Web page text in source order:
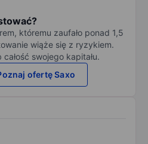
któremu zaufało ponad 1,5
wiąże się z ryzykiem.
swojego kapitału.
ofertę Saxo